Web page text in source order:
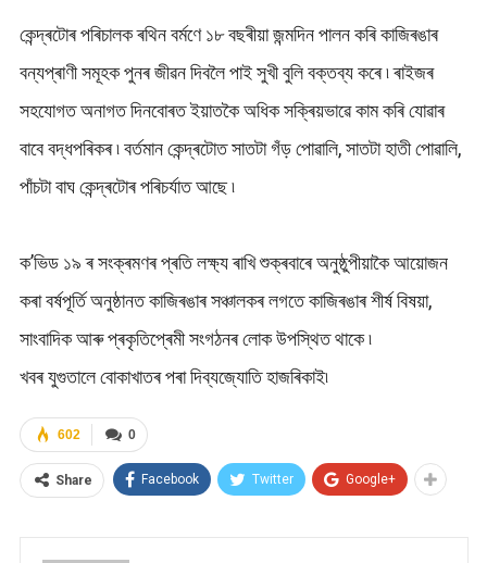
কেন্দ্ৰটোৰ পৰিচালক ৰথিন বৰ্মণে ১৮ বছৰীয়া জন্মদিন পালন কৰি কাজিৰঙাৰ
বন্যপ্ৰাণী সমূহক পুনৰ জীৱন দিবলৈ পাই সুখী বুলি বক্তব্য কৰে ৷ ৰাইজৰ
সহযোগত অনাগত দিনবোৰত ইয়াতকৈ অধিক সক্ৰিয়ভাৱে কাম কৰি যোৱাৰ
বাবে বদ্ধপৰিকৰ ৷ বৰ্তমান কেন্দ্ৰটোত সাতটা গঁড় পোৱালি, সাতটা হাতী পোৱালি,
পাঁচটা বাঘ কেন্দ্ৰটোৰ পৰিচৰ্যাত আছে ৷
ক’ভিড ১৯ ৰ সংক্ৰমণৰ প্ৰতি লক্ষ্য ৰাখি শুক্ৰবাৰে অনুষ্ঠুপীয়াকৈ আয়োজন
কৰা বৰ্ষপূৰ্তি অনুষ্ঠানত কাজিৰঙাৰ সঞ্চালকৰ লগতে কাজিৰঙাৰ শীৰ্ষ বিষয়া,
সাংবাদিক আৰু প্ৰকৃতিপ্ৰেমী সংগঠনৰ লোক উপস্থিত থাকে ৷
খবৰ যুগুতালে বোকাখাতৰ পৰা দিব্যজ্যোতি হাজৰিকাই৷
0
602
Share Facebook Twitter Google+